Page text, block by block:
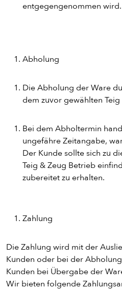
entgegengenommen wird.
Abholung
Die Abholung der Ware
dem zuvor gewählten
Bei dem Abholtermin
ungefähre Zeitangabe,
Der Kunde sollte sich zu
Teig & Zeug Betrieb
zubereitet zu erhalten.
Zahlung
Die Zahlung wird mit der
Kunden oder bei der
Kunden bei Übergabe der
Wir bieten folgende